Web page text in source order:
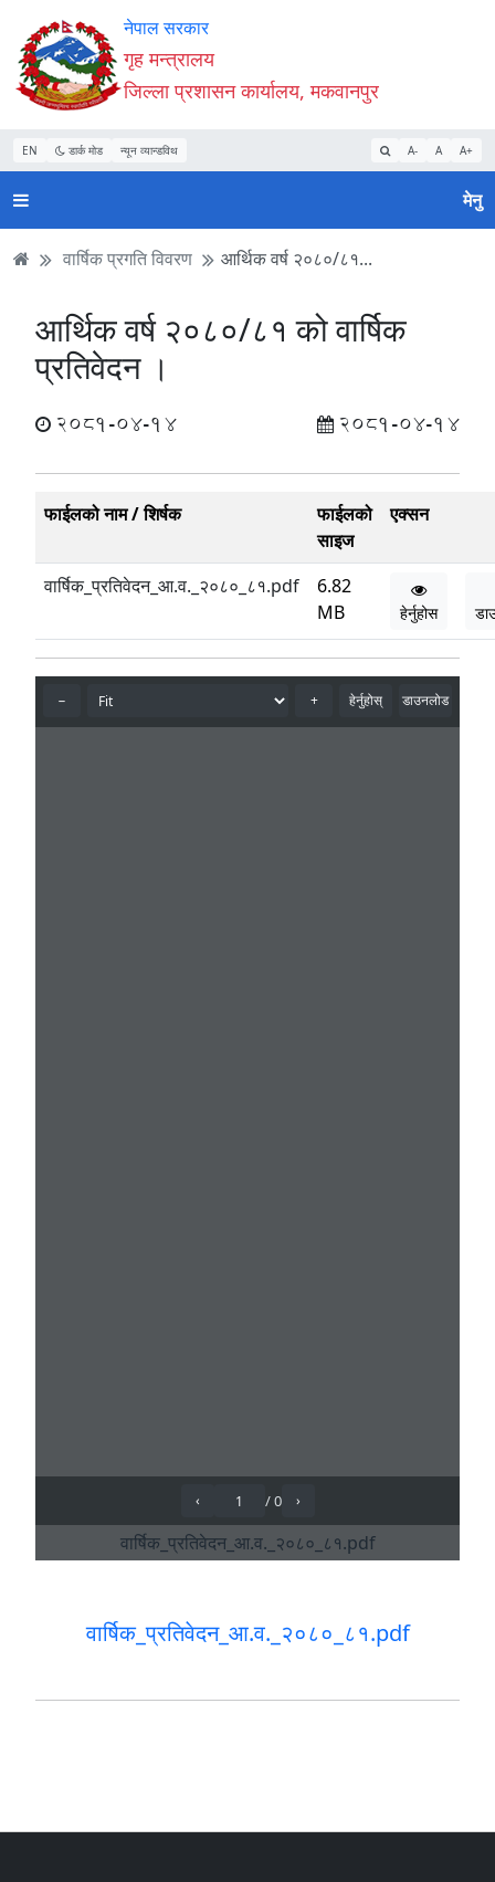
Accessibility
Mode
सुरु
गर्नुहोस्
सामाग्री
पढ्नुहाेस्
नेभिगेसन
पढ्नुहाेस्
वेबसाइट
खोजमा
जानुहोस्
नेपाल सरकार
गृह मन्त्रालय
जिल्ला प्रशासन कार्यालय, मकवानपुर
EN डार्क मोड न्यून व्यान्डविथ A- A A+
मेनु
वार्षिक प्रगति विवरण आर्थिक वर्ष २०८०/८१...
आर्थिक वर्ष २०८०/८१ को वार्षिक
प्रतिवेदन ।
2081-04-14 2081-04-14
फाईलको नाम / शिर्षक
फाईलको
साइज
एक्सन
वार्षिक_प्रतिवेदन_आ.व._२०८०_८१.pdf
6.82
MB
हेर्नुहोस
वार्षिक_प्रतिवेदन_आ.व._२०८०_८१.pdf